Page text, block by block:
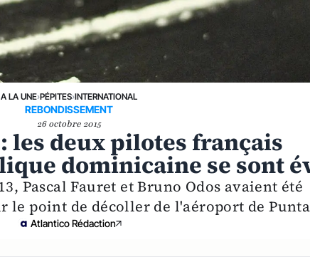
A LA UNE›PÉPITES›INTERNATIONAL
REBONDISSEMENT
26 octobre 2015
les deux pilotes français
dominicaine se sont
Pascal Fauret et Bruno Odos avaient été
point de décoller de l'aéroport de Punta
Atlantico Rédaction